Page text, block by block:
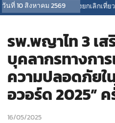
วันที่10 สิงหาคม 2569
การบินไทยแจ้งยกเลิกเที่ยวบิน
รพ.พญาไท 3 เ
บุคลากรทางกา
ความปลอดภัยใ
อวอร์ด 2025” ค
16/05/2025